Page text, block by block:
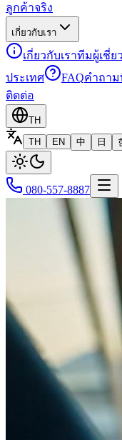
ลูกค้าจริง
เกี่ยวกับเรา
เกี่ยวกับเราทีมผู้เชี่ย
ประเทศ
FAQคำถา
ติดต่อ
TH
TH
EN 中 日
080-557-8887